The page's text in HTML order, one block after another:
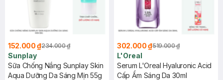
152.000 ₫234.000 ₫
Sunplay
Sữa Chống Nắng Sunplay Skin
Aqua Dưỡng Da Sáng Mịn 55g
302.000 ₫519.000 ₫
L'Oreal
Serum L'Oreal Hyaluronic Acid
Cấp Ẩm Sáng Da 30ml